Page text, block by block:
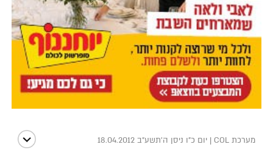
מערכת COL | יום כ"ו ניסן ה׳תשע״ב 18.04.2012